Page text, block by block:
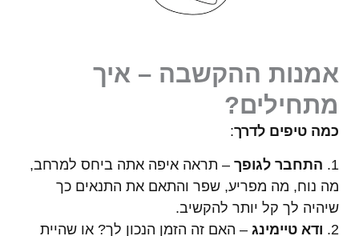
אמנות ההקשבה – איך
מתחילים?
כמה טיפים לדרך:
1. התחבר לגופך – תראה איפה אתה ביחס למרחב,
מה נוח, מה מפריע, שפר והתאם את התנאים כך
שיהיה לך קל יותר להקשיב.
2. ודא טיימינג – האם זה הזמן הנכון לך? או שהיית